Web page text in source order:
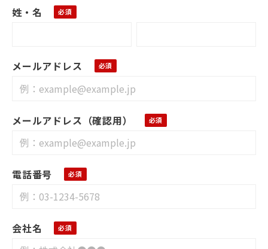
姓・名
メールアドレス
メールアドレス（確認用）
電話番号
会社名